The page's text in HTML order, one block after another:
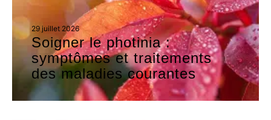
29 juillet 2026
Soigner le photinia :
symptômes et traitements
des maladies courantes